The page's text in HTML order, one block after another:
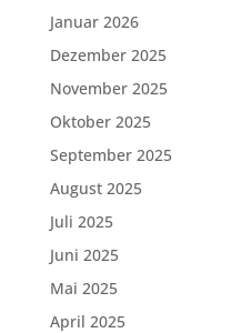
Januar 2026
Dezember 2025
November 2025
Oktober 2025
September 2025
August 2025
Juli 2025
Juni 2025
Mai 2025
April 2025